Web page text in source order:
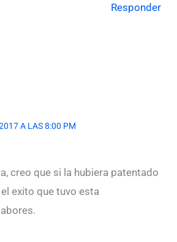
Responder
A LAS 8:00 PM
creo que si la hubiera patentado
exito que tuvo esta